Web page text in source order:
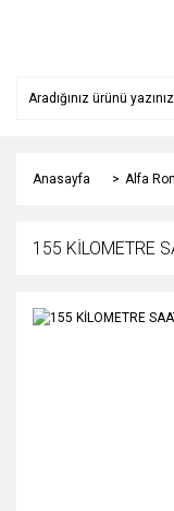
Anasayfa Alfa
155 KİLOMETRE